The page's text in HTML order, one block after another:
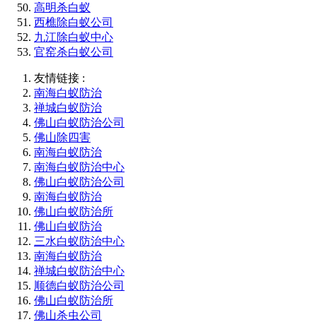
高明杀白蚁
西樵除白蚁公司
九江除白蚁中心
官窑杀白蚁公司
友情链接 :
南海白蚁防治
禅城白蚁防治
佛山白蚁防治公司
佛山除四害
南海白蚁防治
南海白蚁防治中心
佛山白蚁防治公司
南海白蚁防治
佛山白蚁防治所
佛山白蚁防治
三水白蚁防治中心
南海白蚁防治
禅城白蚁防治中心
顺德白蚁防治公司
佛山白蚁防治所
佛山杀虫公司